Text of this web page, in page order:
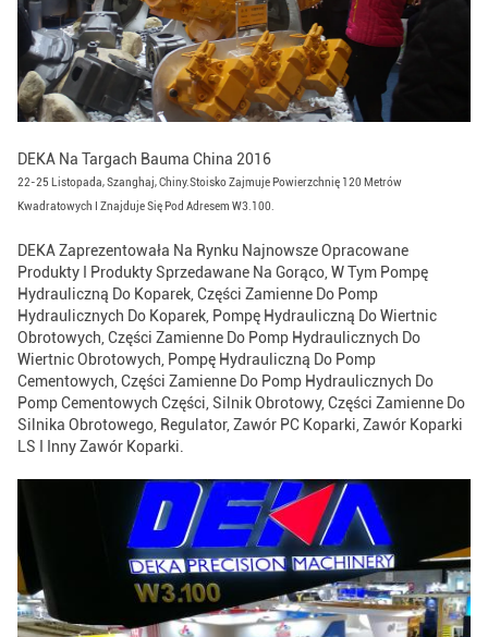
DEKA Na Targach Bauma China 2016
22-25 Listopada, Szanghaj, Chiny.Stoisko Zajmuje Powierzchnię 120 Metrów
Kwadratowych I Znajduje Się Pod Adresem W3.100.
DEKA Zaprezentowała Na Rynku Najnowsze Opracowane
Produkty I Produkty Sprzedawane Na Gorąco, W Tym Pompę
Hydrauliczną Do Koparek, Części Zamienne Do Pomp
Hydraulicznych Do Koparek, Pompę Hydrauliczną Do Wiertnic
Obrotowych, Części Zamienne Do Pomp Hydraulicznych Do
Wiertnic Obrotowych, Pompę Hydrauliczną Do Pomp
Cementowych, Części Zamienne Do Pomp Hydraulicznych Do
Pomp Cementowych Części, Silnik Obrotowy, Części Zamienne Do
Silnika Obrotowego, Regulator, Zawór PC Koparki, Zawór Koparki
LS I Inny Zawór Koparki.